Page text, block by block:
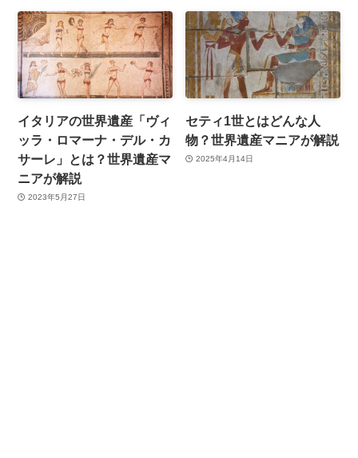
イタリアの世界遺産「ヴィ
ッラ・ロマーナ・デル・カ
サーレ」とは？世界遺産マ
ニアが解説
2023年5月27日
セティ1世とはどんな人
物？世界遺産マニアが解説
2025年4月14日